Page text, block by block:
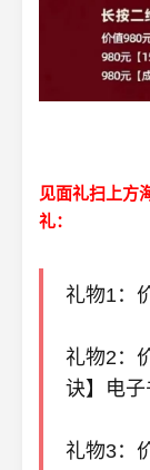
见面礼扫上方
礼：
礼物1：
礼物2：
诀】电子
礼物3：